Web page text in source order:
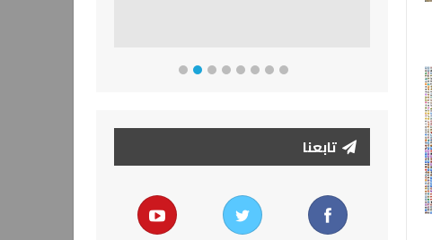
تابعنا